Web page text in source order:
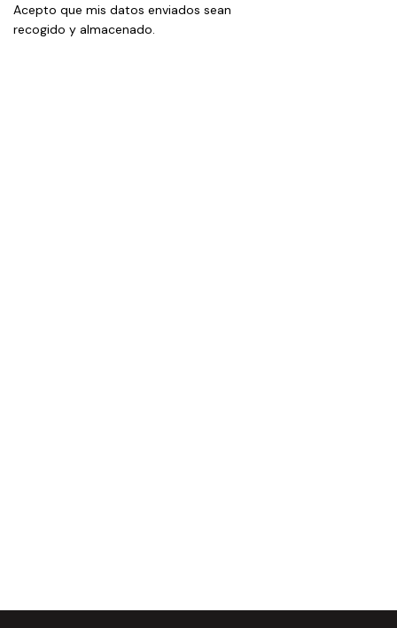
Acepto que mis datos enviados sean
recogido y almacenado